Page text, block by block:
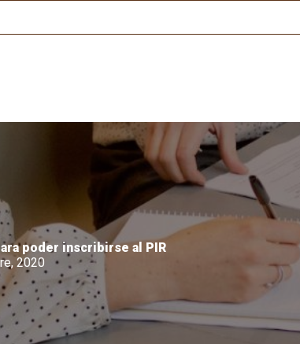
poder inscribirse al PIR
2020